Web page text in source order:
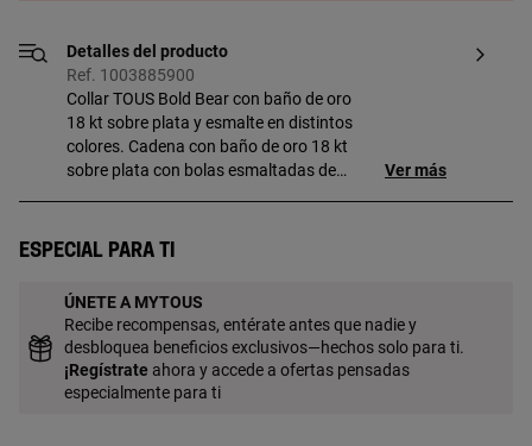
Detalles del producto
Ref. 1003885900
Collar TOUS Bold Bear con baño de oro
18 kt sobre plata y esmalte en distintos
colores. Cadena con baño de oro 18 kt
sobre plata con bolas esmaltadas de
de oro 18 kt sobre plata. Tamaño oso:
Cierre reasa.
Ver más
Especial para ti
ÚNETE A MYTOUS
Recibe recompensas, entérate antes que nadie y
desbloquea beneficios exclusivos—hechos solo para ti.
¡Regístrate ahora y accede a ofertas pensadas
especialmente para ti